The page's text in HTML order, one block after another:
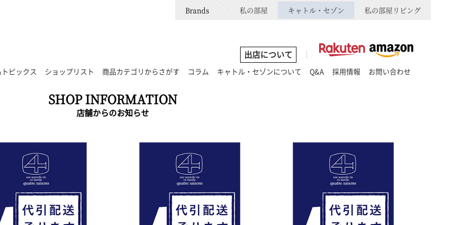
Brands 私の部屋 キャトル・セゾン 私の部屋リビング
出店について
ピックス ショップリスト 商品カテゴリからさがす コラム キャトル・セゾンについて Q&A 採用情報 お問い合わせ
SHOP INFORMATION
店舗からのお知らせ